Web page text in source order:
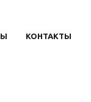
КОНТАКТЫ